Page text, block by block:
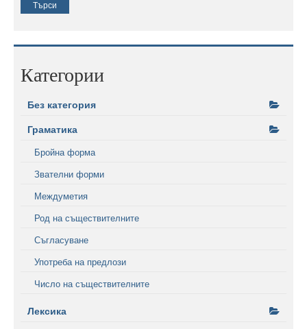
Категории
Без категория
Граматика
Бройна форма
Звателни форми
Междуметия
Род на съществителните
Съгласуване
Употреба на предлози
Число на съществителните
Лексика